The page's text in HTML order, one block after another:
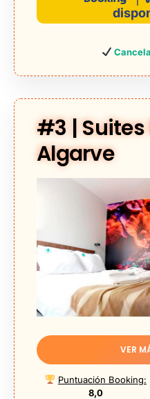
#3 | Suites
Algarve
VER
Puntuación Booking:
8,0